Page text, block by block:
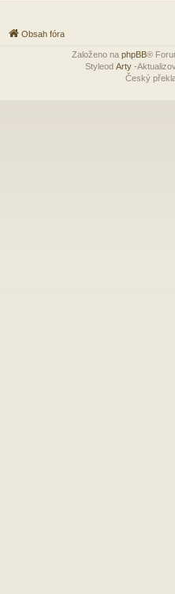
Obsah fóra
Založeno na phpBB®
Styleod Arty-
Český